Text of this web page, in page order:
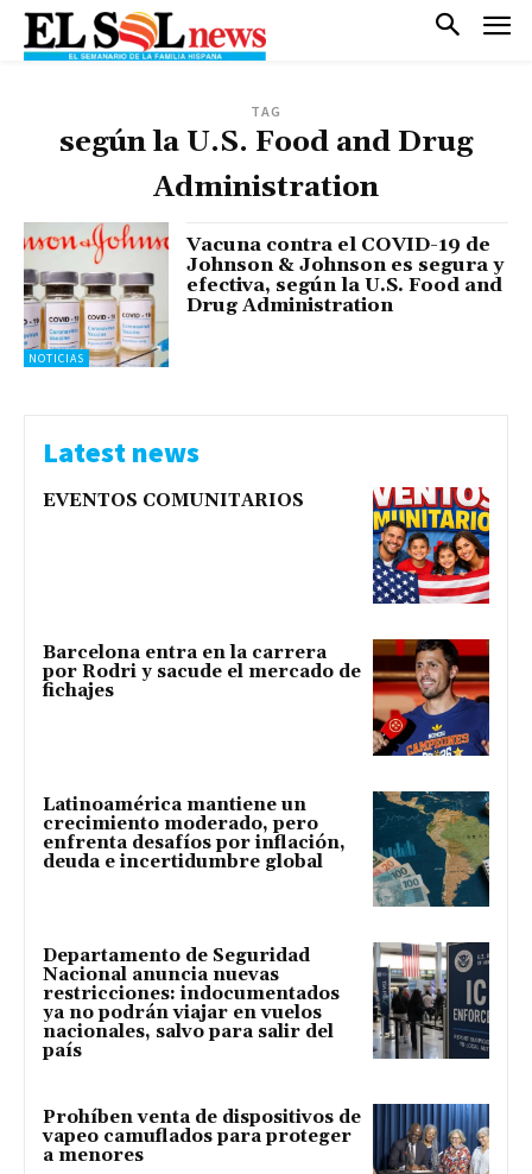
TAG
según la U.S. Food and Drug
Administration
NOTICIAS
Vacuna contra el COVID-19 de
Johnson & Johnson es segura y
efectiva, según la U.S. Food and
Drug Administration
Latest news
EVENTOS COMUNITARIOS
Barcelona entra en la carrera
por Rodri y sacude el mercado de
fichajes
Latinoamérica mantiene un
crecimiento moderado, pero
enfrenta desafíos por inflación,
deuda e incertidumbre global
Departamento de Seguridad
Nacional anuncia nuevas
restricciones: indocumentados
ya no podrán viajar en vuelos
nacionales, salvo para salir del
país
Prohíben venta de dispositivos de
vapeo camuflados para proteger
a menores